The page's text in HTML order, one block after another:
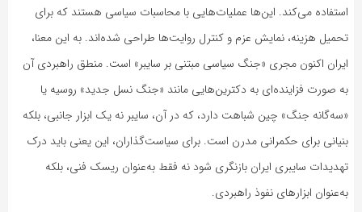
استفاده می‌کند. این‌ها عملیات‌هایی با محاسبات سیاسی هستند که برای
تحمیل هزینه، نمایش عزم و کنترل روایت‌ها طراحی شده‌اند. به این معنا،
ایران اکنون مجری «جنگ سیاسی مبتنی بر سایبر» است. منطق راهبردی آن
به صورت فزاینده‌ای به دکترین‌هایی مانند «جنگ نسل جدید» روسیه یا
«سه‌گانه جنگ» چین شباهت دارد، که در آن، سایبر نه یک ابزار جانبی، بلکه
بنیانی برای حکمرانی مدرن است. برای سیاست‌گذاران، این یعنی باید درک
تهدیدات سایبری ایران بازنگری شود نه فقط به‌عنوان ریسک فنی، بلکه
به‌عنوان ابزارهای نفوذ راهبردی.